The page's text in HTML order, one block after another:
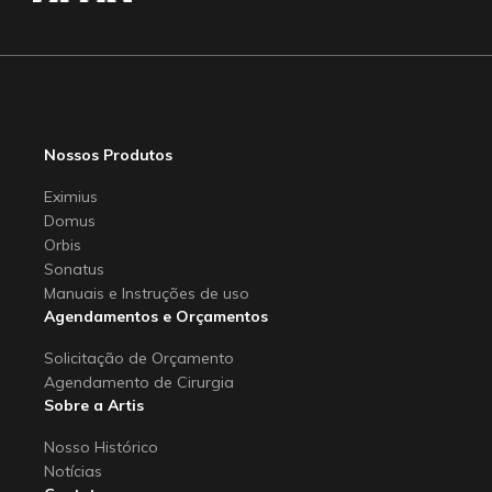
Nossos Produtos
Eximius
Domus
Orbis
Sonatus
Manuais e Instruções de uso
Agendamentos e Orçamentos
Solicitação de Orçamento
Agendamento de Cirurgia
Sobre a Artis
Nosso Histórico
Notícias